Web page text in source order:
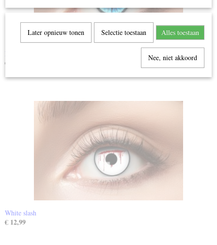
Engel
€ 12,99
White slash
€ 12,99
Later opnieuw tonen Selectie toestaan Alles toestaan
Nee, niet akkoord